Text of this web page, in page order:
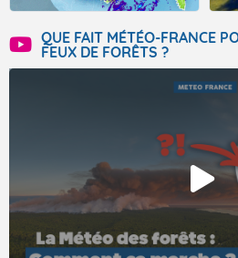
QUE FAIT MÉTÉO-FRANCE
FEUX DE FORÊTS ?